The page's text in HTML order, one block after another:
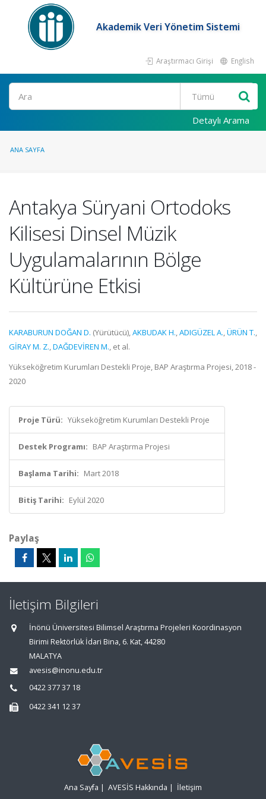
Akademik Veri Yönetim Sistemi
Araştırmacı Girişi English
Ara
Detaylı Arama
ANA SAYFA
Antakya Süryani Ortodoks
Kilisesi Dinsel Müzik
Uygulamalarının Bölge
Kültürüne Etkisi
KARABURUN DOĞAN D. (Yürütücü),AKBUDAK H.,ADIGÜZEL A.,ÜRÜN T.,
GİRAY M. Z.,DAĞDEVİREN M., et al.
Yükseköğretim Kurumları Destekli Proje, BAP Araştırma Projesi, 2018 -
2020
Proje Türü: Yükseköğretim Kurumları Destekli Proje
Destek Programı: BAP Araştırma Projesi
Başlama Tarihi: Mart 2018
Bitiş Tarihi: Eylül 2020
Paylaş
İletişim Bilgileri
İnönü Üniversitesi Bilimsel Araştırma Projeleri Koordinasyon
Birimi Rektörlük İdari Bina, 6. Kat, 44280
MALATYA
avesis@inonu.edu.tr
0422 377 37 18
0422 341 12 37
Ana Sayfa | AVESİS Hakkında | İletişim